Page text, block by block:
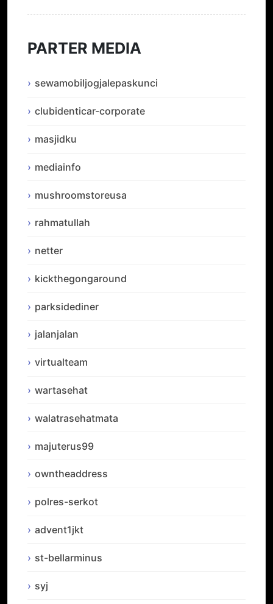
PARTER MEDIA
sewamobiljogjalepaskunci
clubidenticar-corporate
masjidku
mediainfo
mushroomstoreusa
rahmatullah
netter
kickthegongaround
parksidediner
jalanjalan
virtualteam
wartasehat
walatrasehatmata
majuterus99
owntheaddress
polres-serkot
advent1jkt
st-bellarminus
syj